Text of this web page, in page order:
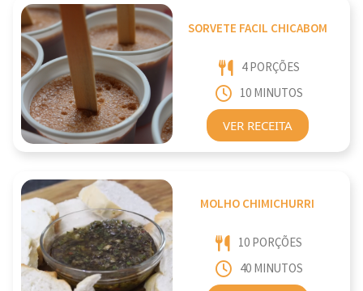
SORVETE FACIL CHICABOM
4 PORÇÕES
10 MINUTOS
VER RECEITA
MOLHO CHIMICHURRI
10 PORÇÕES
40 MINUTOS